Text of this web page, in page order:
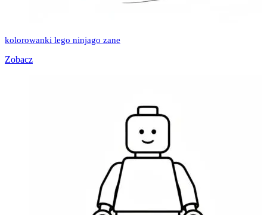
kolorowanki lego ninjago zane
Zobacz